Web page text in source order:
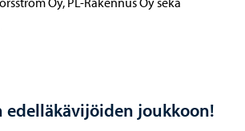
edelläkävijöiden joukkoon!